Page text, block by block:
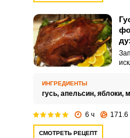
ИНГРЕДИЕНТЫ
гусь, апельсин, яблоки,
6 ч 171.6
СМОТРЕТЬ РЕЦЕПТ
с помощью